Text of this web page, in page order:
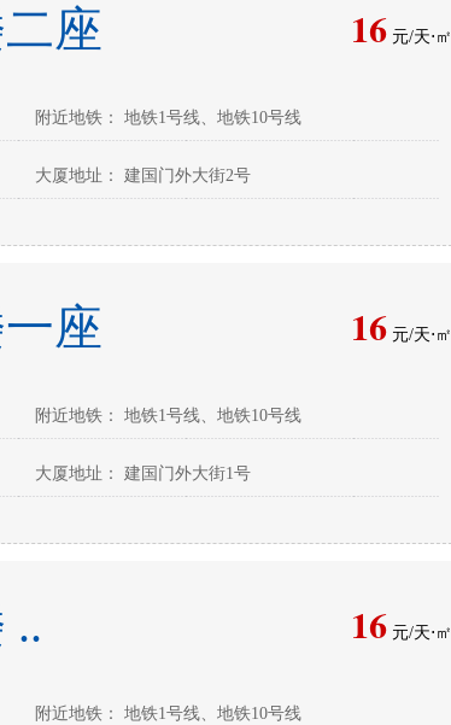
16 元/天⋅㎡
座
附近地铁： 地铁1号线、地铁10号线
大厦地址： 建国门外大街2号
16 元/天⋅㎡
座
附近地铁： 地铁1号线、地铁10号线
大厦地址： 建国门外大街1号
16 元/天⋅㎡
..
附近地铁： 地铁1号线、地铁10号线